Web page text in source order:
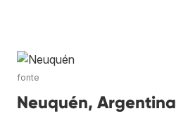
fonte
Neuquén, Argentina